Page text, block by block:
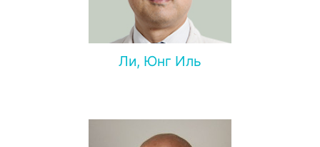
Ли, Юнг Иль